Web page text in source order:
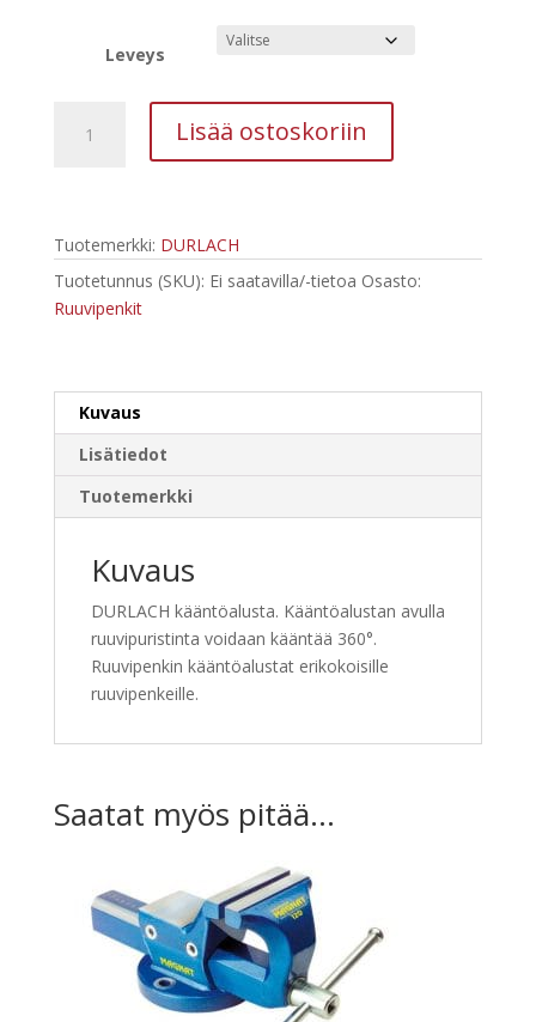
Leveys
kääntöalusta
määrä
Lisää ostoskoriin
Tuotemerkki: DURLACH
Tuotetunnus (SKU): Ei saatavilla/-tietoa Osasto:
Ruuvipenkit
Kuvaus
Lisätiedot
Tuotemerkki
Kuvaus
DURLACH kääntöalusta. Kääntöalustan avulla
ruuvipuristinta voidaan kääntää 360°.
Ruuvipenkin kääntöalustat erikokoisille
ruuvipenkeille.
Saatat myös pitää...